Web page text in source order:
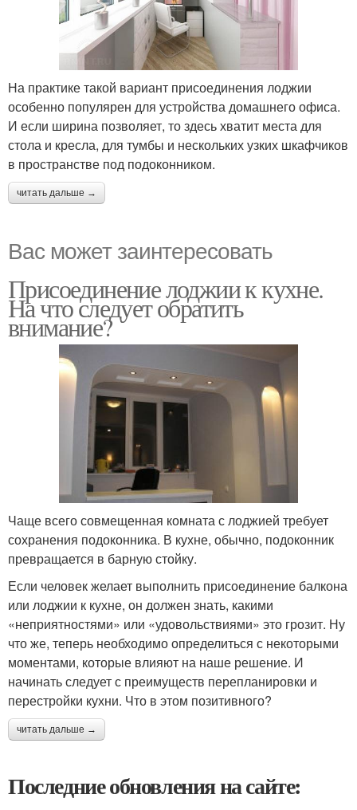
На практике такой вариант присоединения лоджии
особенно популярен для устройства домашнего офиса.
И если ширина позволяет, то здесь хватит места для
стола и кресла, для тумбы и нескольких узких шкафчиков
в пространстве под подоконником.
читать дальше →
Вас может заинтересовать
Присоединение лоджии к кухне.
На что следует обратить
внимание?
Чаще всего совмещенная комната с лоджией требует
сохранения подоконника. В кухне, обычно, подоконник
превращается в барную стойку.
Если человек желает выполнить присоединение балкона
или лоджии к кухне, он должен знать, какими
«неприятностями» или «удовольствиями» это грозит. Ну
что же, теперь необходимо определиться с некоторыми
моментами, которые влияют на наше решение. И
начинать следует с преимуществ перепланировки и
перестройки кухни. Что в этом позитивного?
читать дальше →
Последние обновления на сайте: